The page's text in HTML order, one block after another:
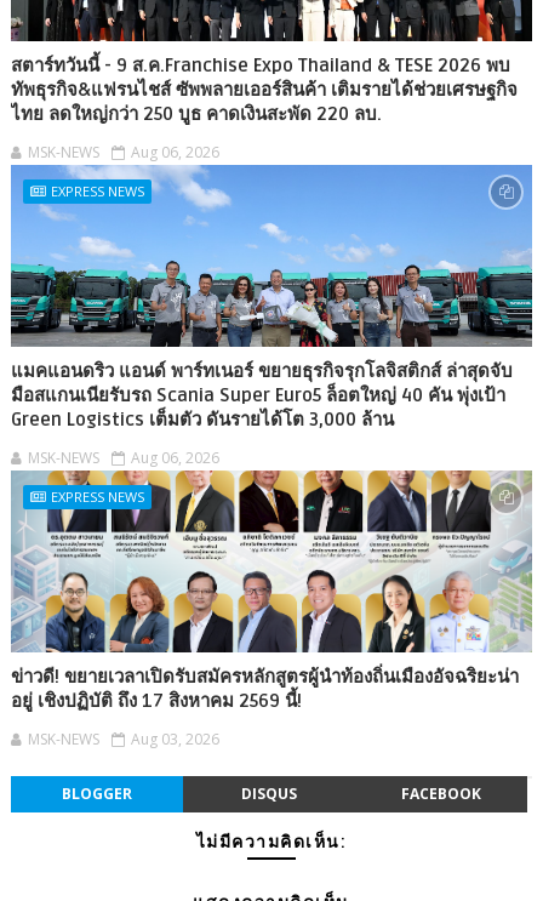
สตาร์ทวันนี้ - 9 ส.ค.Franchise Expo Thailand & TESE 2026 พบ
ทัพธุรกิจ&แฟรนไชส์ ซัพพลายเออร์สินค้า เติมรายได้ช่วยเศรษฐกิจ
ไทย ลดใหญ่กว่า 250 บูธ คาดเงินสะพัด 220 ลบ.
MSK-NEWS Aug 06, 2026
EXPRESS NEWS
แมคแอนดริว แอนด์ พาร์ทเนอร์ ขยายธุรกิจรุกโลจิสติกส์ ล่าสุดจับ
มือสแกนเนียรับรถ Scania Super Euro5 ล็อตใหญ่ 40 คัน พุ่งเป้า
Green Logistics เต็มตัว ดันรายได้โต 3,000 ล้าน
MSK-NEWS Aug 06, 2026
EXPRESS NEWS
ข่าวดี! ขยายเวลาเปิดรับสมัครหลักสูตรผู้นำท้องถิ่นเมืองอัจฉริยะน่า
อยู่ เชิงปฏิบัติ ถึง 17 สิงหาคม 2569 นี้!
MSK-NEWS Aug 03, 2026
BLOGGER DISQUS FACEBOOK
ไม่มีความคิดเห็น: